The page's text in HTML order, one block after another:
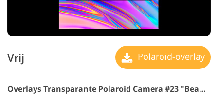
Vrij Polaroid-overlay
Overlays Transparante Polaroid Camera #23 "Beautiful Flowers"